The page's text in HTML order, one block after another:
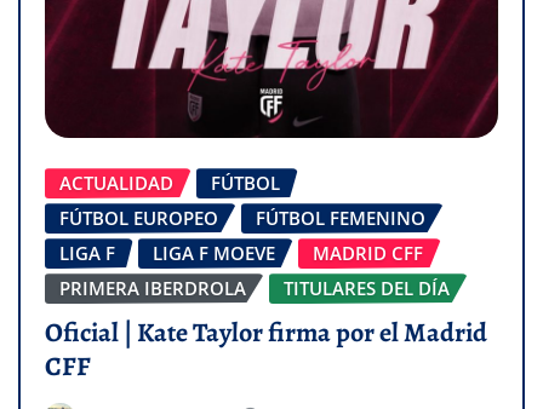
ACTUALIDAD
FÚTBOL
FÚTBOL EUROPEO
FÚTBOL FEMENINO
LIGA F
LIGA F MOEVE
MADRID CFF
PRIMERA IBERDROLA
TITULARES DEL DÍA
Oficial | Kate Taylor firma por el Madrid
CFF